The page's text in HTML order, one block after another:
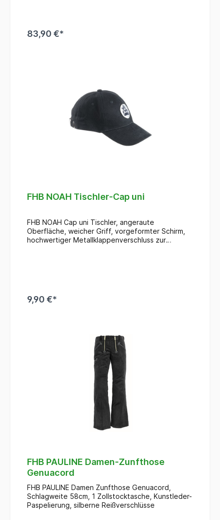
83,90 €*
FHB NOAH Tischler-Cap uni
FHB NOAH Cap uni Tischler, angeraute
Oberfläche, weicher Griff, vorgeformter Schirm,
hochwertiger Metallklappenverschluss zur
9,90 €*
FHB PAULINE Damen-Zunfthose
Genuacord
FHB PAULINE Damen Zunfthose Genuacord,
Schlagweite 58cm, 1 Zollstocktasche, Kunstleder-
Paspelierung, silberne Reißverschlüsse